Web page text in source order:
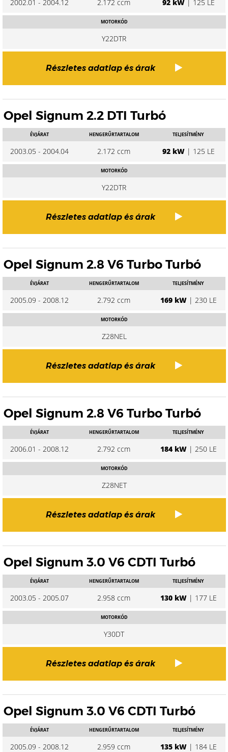
2002.01 - 2004.12 2.172 ccm 92 kW| 125 LE
MOTORKÓD
Y22DTR
Részletes adatlap és árak
Opel Signum 2.2 DTI Turbó
ÉVJÁRAT
2003.05 - 2004.04
HENGERŰRTARTALOM
2.172 ccm
TELJESÍTMÉNY
92 kW| 125 LE
MOTORKÓD
Y22DTR
Részletes adatlap és árak
Opel Signum 2.8 V6 Turbo Turbó
ÉVJÁRAT
2005.09 - 2008.12
HENGERŰRTARTALOM
2.792 ccm
TELJESÍTMÉNY
169 kW| 230 LE
MOTORKÓD
Z28NEL
Részletes adatlap és árak
Opel Signum 2.8 V6 Turbo Turbó
ÉVJÁRAT
2006.01 - 2008.12
HENGERŰRTARTALOM
2.792 ccm
TELJESÍTMÉNY
184 kW| 250 LE
MOTORKÓD
Z28NET
Részletes adatlap és árak
Opel Signum 3.0 V6 CDTI Turbó
ÉVJÁRAT
2003.05 - 2005.07
HENGERŰRTARTALOM
2.958 ccm
TELJESÍTMÉNY
130 kW| 177 LE
MOTORKÓD
Y30DT
Részletes adatlap és árak
Opel Signum 3.0 V6 CDTI Turbó
ÉVJÁRAT
2005.09 - 2008.12
HENGERŰRTARTALOM
2.959 ccm
TELJESÍTMÉNY
135 kW| 184 LE